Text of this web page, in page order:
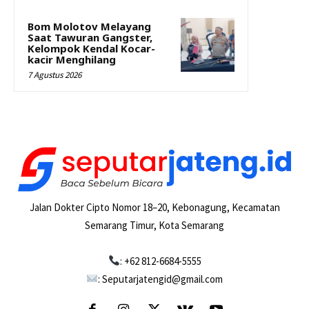
Bom Molotov Melayang
Saat Tawuran Gangster,
Kelompok Kendal Kocar-
kacir Menghilang
7 Agustus 2026
Jalan Dokter Cipto Nomor 18–20, Kebonagung, Kecamatan
Semarang Timur, Kota Semarang
: +62 812-6684-5555
: Seputarjatengid@gmail.com